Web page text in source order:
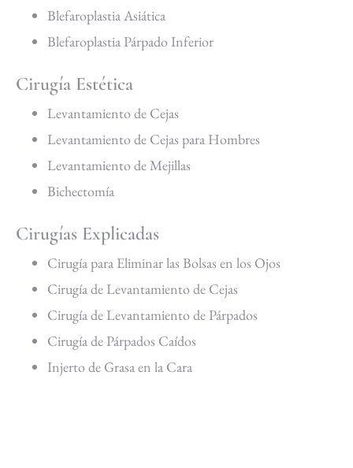
Blefaroplastia Asiática
Blefaroplastia Párpado Inferior
Cirugía Estética
Levantamiento de Cejas
Levantamiento de Cejas para Hombres
Levantamiento de Mejillas
Bichectomía
Cirugías Explicadas
Cirugía para Eliminar las Bolsas en los Ojos
Cirugía de Levantamiento de Cejas
Cirugía de Levantamiento de Párpados
Cirugía de Párpados Caídos
Injerto de Grasa en la Cara